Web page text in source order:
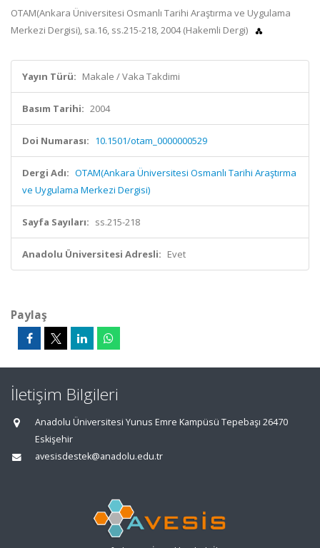
OTAM(Ankara Üniversitesi Osmanlı Tarihi Araştırma ve Uygulama
Merkezi Dergisi), sa.16, ss.215-218, 2004 (Hakemli Dergi)
Yayın Türü: Makale / Vaka Takdimi
Basım Tarihi: 2004
Doi Numarası: 10.1501/otam_0000000529
Dergi Adı: OTAM(Ankara Üniversitesi Osmanlı Tarihi Araştırma
ve Uygulama Merkezi Dergisi)
Sayfa Sayıları: ss.215-218
Anadolu Üniversitesi Adresli: Evet
Paylaş
İletişim Bilgileri
Anadolu Üniversitesi Yunus Emre Kampüsü Tepebaşı 26470
Eskişehir
avesisdestek@anadolu.edu.tr